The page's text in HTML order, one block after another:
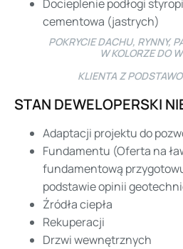
Docieplenie podłogi
cementowa (jastrych)
POKRYCIE DACHU, RYNNY,
W KOLORZE DO
KLIENTA Z
STAN DEWELOPERSKI
Adaptacji projektu do
Fundamentu (Oferta na
fundamentową
podstawie opinii
Źródła ciepła
Rekuperacji
Drzwi wewnętrznych